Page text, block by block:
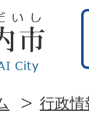
行政情